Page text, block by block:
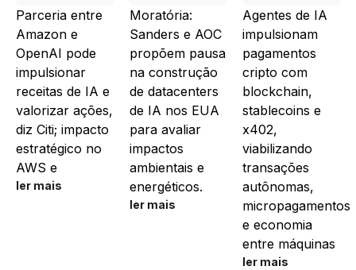
Parceria entre
Amazon e
OpenAI pode
impulsionar
receitas de IA e
valorizar ações,
diz Citi; impacto
estratégico no
AWS e
ler mais
Moratória:
Sanders e AOC
propõem pausa
na construção
de datacenters
de IA nos EUA
para avaliar
impactos
ambientais e
energéticos.
ler mais
Agentes de IA
impulsionam
pagamentos
cripto com
blockchain,
stablecoins e
x402,
viabilizando
transações
autônomas,
micropagamentos
e economia
entre máquinas
ler mais